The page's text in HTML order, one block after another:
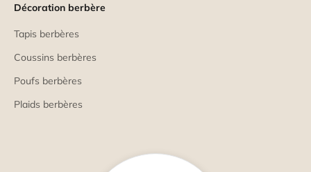
Décoration berbère
Tapis berbères
Coussins berbères
Poufs berbères
Plaids berbères